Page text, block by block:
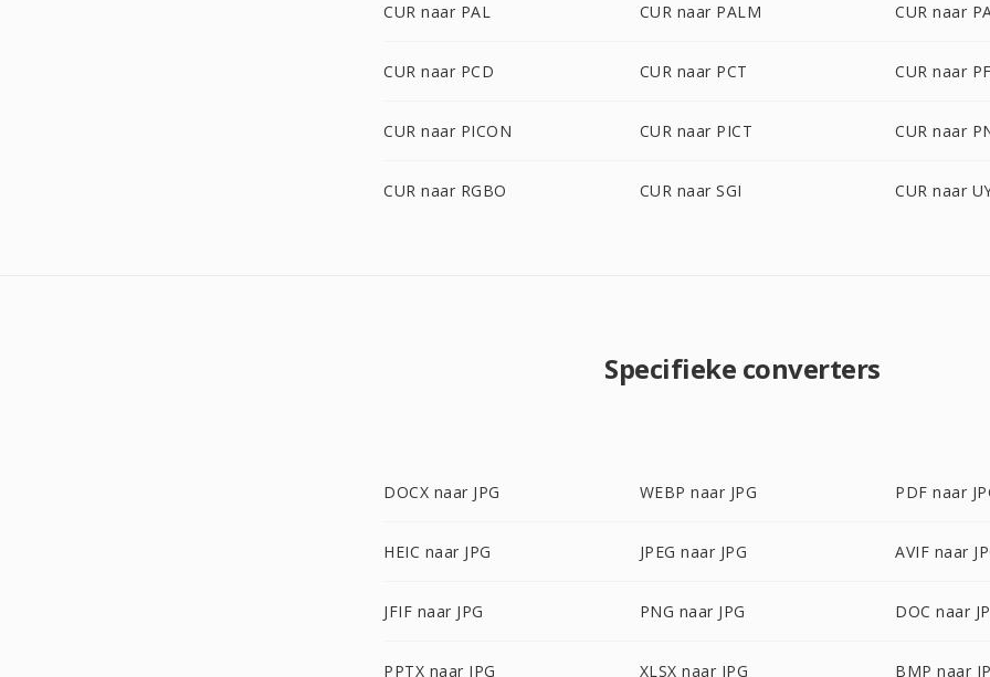
CUR naar PAL CUR naar PALM CUR naar
CUR naar PCD CUR naar PCT CUR naar
CUR naar PICON CUR naar PICT CUR naar
CUR naar RGBO CUR naar SGI CUR naar
Specifieke converters
DOCX naar JPG WEBP naar JPG PDF naar
HEIC naar JPG JPEG naar JPG AVIF naar
JFIF naar JPG PNG naar JPG DOC naar
PPTX naar JPG XLSX naar JPG BMP naar